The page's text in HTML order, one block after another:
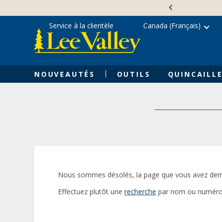
content
NOUVEAUTÉS OUTILS
Service à la clientèle Canada (Français)
Nous sommes désolés, la page que vous avez
Effectuez plutôt une recherche par nom ou